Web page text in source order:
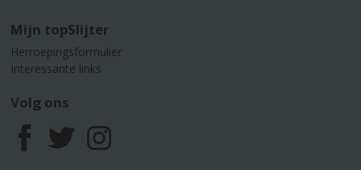
Mijn topSlijter
Herroepingsformulier
Interessante links
Volg ons
F
T
I